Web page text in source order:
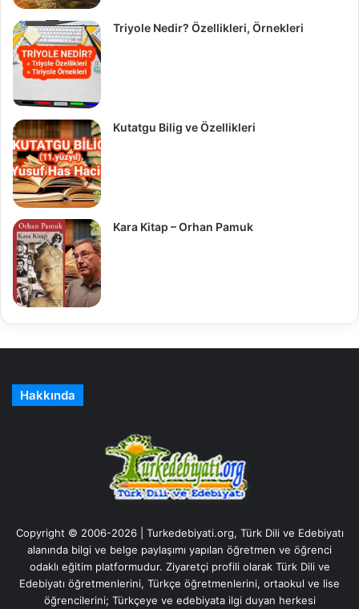
Triyole Nedir? Özellikleri, Örnekleri
Kutatgu Bilig ve Özellikleri
Kara Kitap – Orhan Pamuk
Hakkında
Copyright © 2006-2026 | Turkedebiyati.org, Türk Dili ve Edebiyatı
alanında bilgi ve belge paylaşımı yapılan öğretmen ve öğrenci
odaklı eğitim platformudur. Ziyaretçi profili olarak Türk Dili ve
Edebiyatı öğretmenlerini, Türkçe öğretmenlerini, ortaokul ve lise
öğrencilerini; Türkçeye ve edebiyata ilgi duyan herkesi